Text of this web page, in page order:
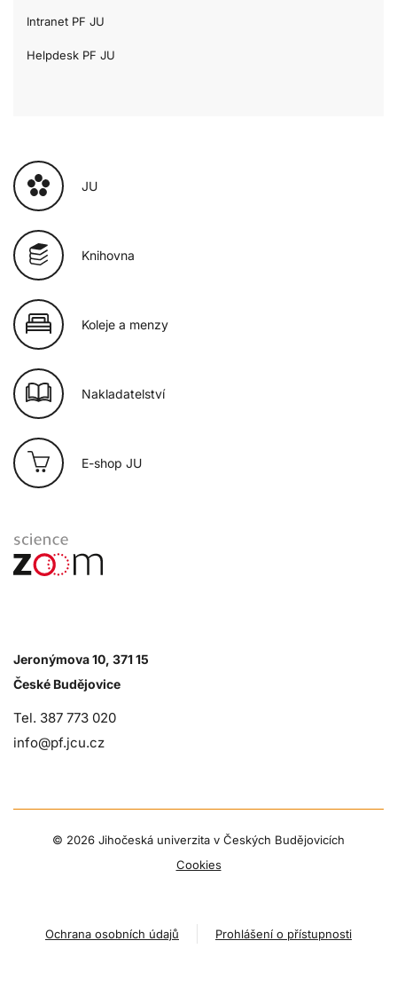
Intranet PF JU
Helpdesk PF JU
JU
Knihovna
Koleje a menzy
Nakladatelství
E-shop JU
Jeronýmova 10, 371 15
České Budějovice
Tel. 387 773 020
info@pf.jcu.cz
© 2026 Jihočeská univerzita v Českých Budějovicích
Cookies
Ochrana osobních údajů Prohlášení o přístupnosti